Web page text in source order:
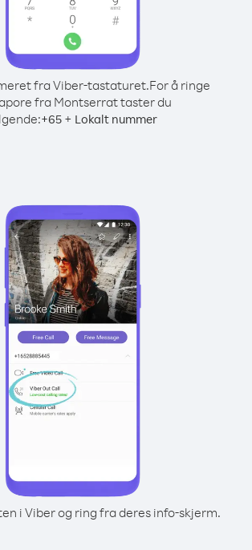
fra Viber-tastaturet.For å ringe
fra Montserrat taster du
+65 + Lokalt nummer
i Viber og ring fra deres info-skjerm.